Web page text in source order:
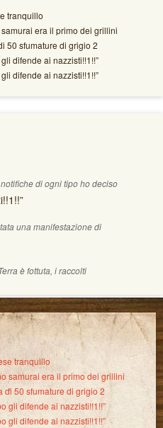
tranquillo
samurai era il primo dei grillini
50 sfumature di grigio 2
difende ai nazzisti!!1!!”
difende ai nazzisti!!1!!”
di ogni tipo ho deciso
una manifestazione di
è fottuta, i raccolti
tranquillo
samurai era il primo dei grillini
di 50 sfumature di grigio 2
gli difende ai nazzisti!!1!!”
gli difende ai nazzisti!!1!!”